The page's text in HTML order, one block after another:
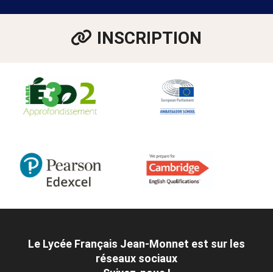
INSCRIPTION
Le Lycée Français Jean-Monnet est sur les
réseaux sociaux